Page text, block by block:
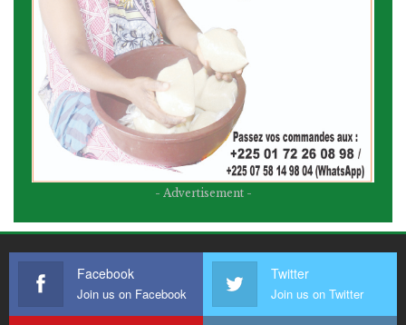
- Advertisement -
Facebook
Join us on Facebook
Twitter
Join us on Twitter